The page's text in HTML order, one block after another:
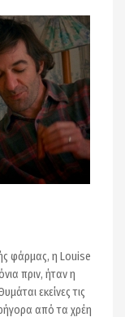
φάρμας, η Louise
πριν, ήταν η
εκείνες τις
από τα χρέη